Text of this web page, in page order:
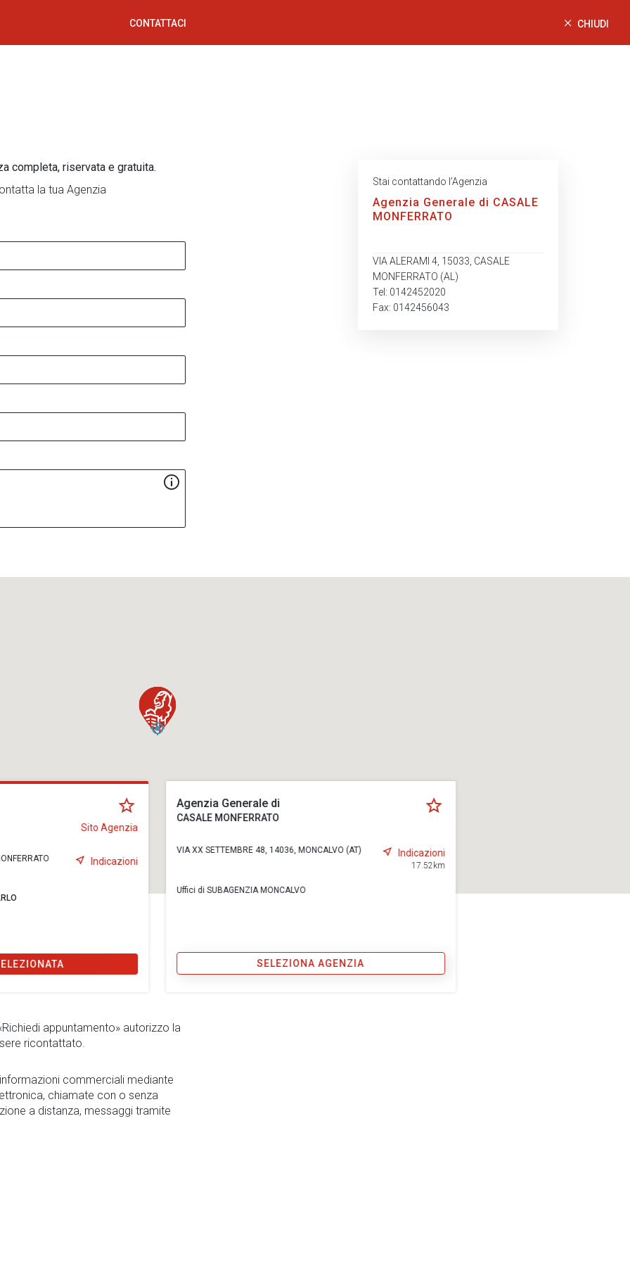
CONTATTACI CHIUDI
completa, riservata e gratuita.
la tua Agenzia
Stai contattando l’Agenzia
Agenzia Generale di CASALE
MONFERRATO
VIA ALERAMI 4, 15033, CASALE
MONFERRATO (AL)
Tel: 0142452020
Fax: 0142456043
Sito Agenzia
Indicazioni
Agenzia Generale di
CASALE MONFERRATO
VIA XX SETTEMBRE 48, 14036, MONCALVO (AT) Indicazioni
17.52km
Uffici di SUBAGENZIA MONCALVO
SELEZIONA AGENZIA
appuntamento» autorizzo la
ricontattato.
commerciali mediante
chiamate con o senza
a distanza, messaggi tramite